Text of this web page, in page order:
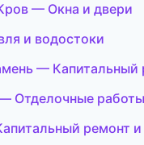
— Окна и двери
и водостоки
— Капитальный
Отделочные
ремонт и